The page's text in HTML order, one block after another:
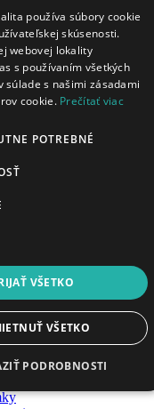
Odoberať
so
spracovaním
údajov
používa súbory cookie
skúsenosti.
webovej lokality
s používaním všetkých
súlade s našimi zásadami
cookie. Prečítať viac
POTREBNÉ
VŠETKO
VŠETKO
PODROBNOSTI